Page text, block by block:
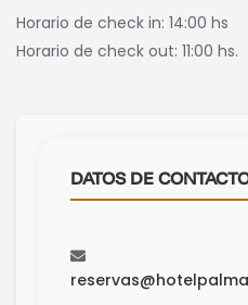
Horario de check in: 14:00 hs
Horario de check out: 11:00 hs.
DATOS DE